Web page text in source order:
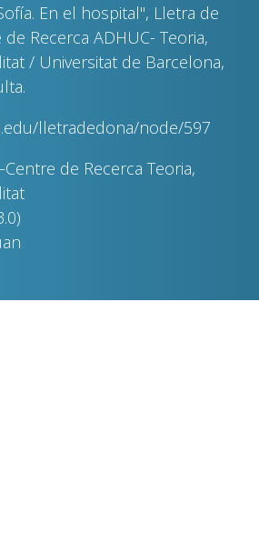
En el hospital", Lletra de
Recerca ADHUC- Teoria,
/ Universitat de Barcelona,
lletradedona/node/597
de Recerca Teoria,